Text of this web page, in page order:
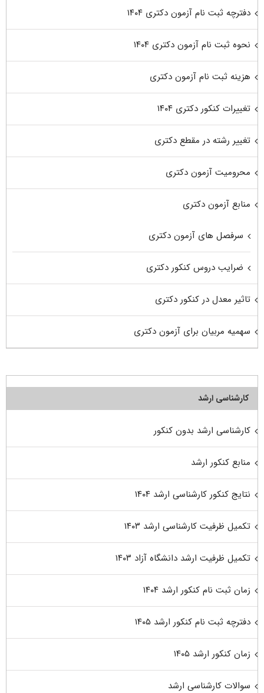
دفترچه ثبت نام آزمون دکتری ۱۴۰۴
نحوه ثبت نام آزمون دکتری ۱۴۰۴
هزینه ثبت نام آزمون دکتری
تغییرات کنکور دکتری ۱۴۰۴
تغییر رشته در مقطع دکتری
محرومیت آزمون دکتری
منابع آزمون دکتری
سرفصل های آزمون دکتری
ضرایب دروس کنکور دکتری
تاثیر معدل در کنکور دکتری
سهمیه مربیان برای آزمون دکتری
کارشناسی ارشد
کارشناسی ارشد بدون کنکور
منابع کنکور ارشد
نتایج کنکور کارشناسی ارشد ۱۴۰۴
تکمیل ظرفیت کارشناسی ارشد ۱۴۰۳
تکمیل ظرفیت ارشد دانشگاه آزاد ۱۴۰۳
زمان ثبت نام کنکور ارشد ۱۴۰۴
دفترچه ثبت نام کنکور ارشد ۱۴۰۵
زمان کنکور ارشد ۱۴۰۵
سوالات کارشناسی ارشد